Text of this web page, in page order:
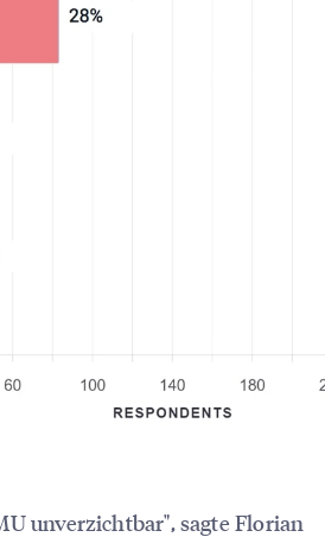
unverzichtbar", sagte Florian